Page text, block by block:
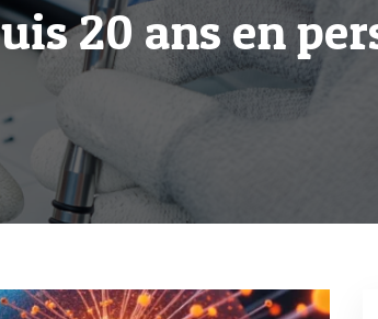
20 ans en